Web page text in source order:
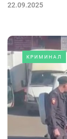
22.09.2025
КРИМИНАЛ